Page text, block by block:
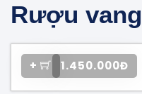
Rượu vang
1.450.000Đ
+